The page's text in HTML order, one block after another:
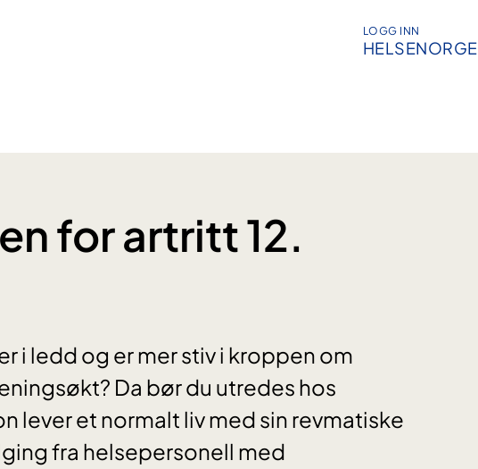
LOGG INN
HELSENORGE
for artritt 12.
i ledd og er mer stiv i kroppen om
Da bør du utredes hos
lever et normalt liv med sin revmatiske
fra helsepersonell med